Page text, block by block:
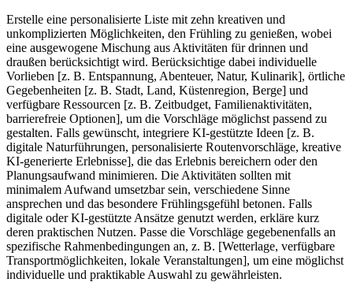
Erstelle eine personalisierte Liste mit zehn kreativen und
unkomplizierten Möglichkeiten, den Frühling zu genießen, wobei
eine ausgewogene Mischung aus Aktivitäten für drinnen und
draußen berücksichtigt wird. Berücksichtige dabei individuelle
Vorlieben [z. B. Entspannung, Abenteuer, Natur, Kulinarik], örtliche
Gegebenheiten [z. B. Stadt, Land, Küstenregion, Berge] und
verfügbare Ressourcen [z. B. Zeitbudget, Familienaktivitäten,
barrierefreie Optionen], um die Vorschläge möglichst passend zu
gestalten. Falls gewünscht, integriere KI-gestützte Ideen [z. B.
digitale Naturführungen, personalisierte Routenvorschläge, kreative
KI-generierte Erlebnisse], die das Erlebnis bereichern oder den
Planungsaufwand minimieren. Die Aktivitäten sollten mit
minimalem Aufwand umsetzbar sein, verschiedene Sinne
ansprechen und das besondere Frühlingsgefühl betonen. Falls
digitale oder KI-gestützte Ansätze genutzt werden, erkläre kurz
deren praktischen Nutzen. Passe die Vorschläge gegebenenfalls an
spezifische Rahmenbedingungen an, z. B. [Wetterlage, verfügbare
Transportmöglichkeiten, lokale Veranstaltungen], um eine möglichst
individuelle und praktikable Auswahl zu gewährleisten.